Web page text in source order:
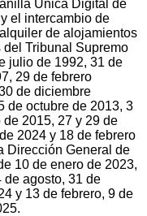
Única Digital de
el intercambio de
de alojamientos
Tribunal Supremo
julio de 1992, 31 de
29 de febrero
de diciembre
de octubre de 2013, 3
2015, 27 y 29 de
2024 y 18 de febrero
Dirección General de
10 de enero de 2023,
de agosto, 31 de
y 13 de febrero, 9 de